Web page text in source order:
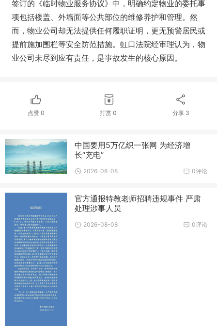
签订的《临时物业服务协议》中，明确约定物业的委托事
项包括楼盖、外墙面等公共部位的维修养护和管理。然
而，物业公司却无法提供任何履职证明，更无预警居民或
提前施加围栏等安全防范措施。虹口法院经审理认为，物
业公司未尽到应有责任，是事故发生的核心原因。
点赞0 打赏0 分享 3
中国要用5万亿织一张网 为经济增
长“充电”
0评论
2026-08-08
官方通报特教老师招聘违规事件 严肃
处理涉事人员
0评论
2026-08-08